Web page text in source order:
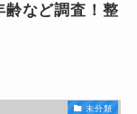
齢など調査！整
未分類